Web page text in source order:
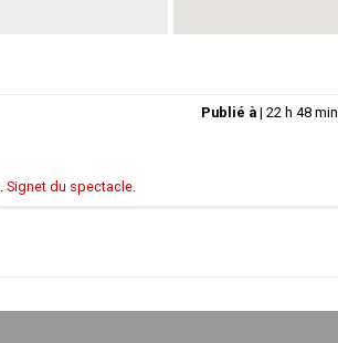
Publié à | 22 h 48 min
Signet du spectacle